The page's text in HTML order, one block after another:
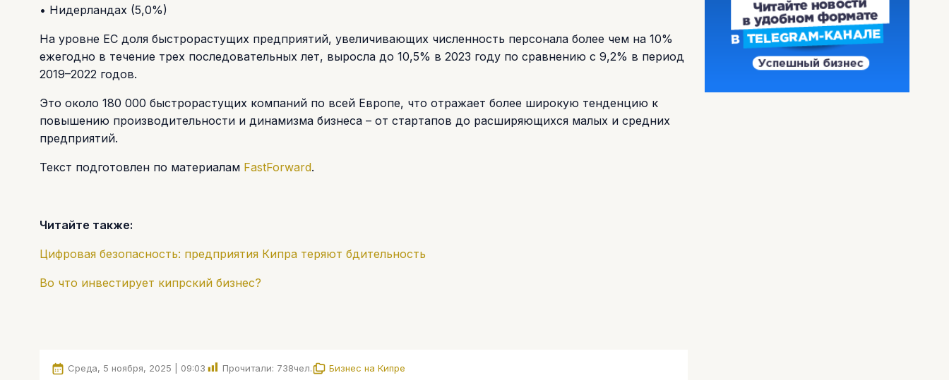
• Нидерландах (5,0%)
На уровне ЕС доля быстрорастущих предприятий, увеличивающих численность персонала более чем на 10%
ежегодно в течение трех последовательных лет, выросла до 10,5% в 2023 году по сравнению с 9,2% в период
2019–2022 годов.
Это около 180 000 быстрорастущих компаний по всей Европе, что отражает более широкую тенденцию к
повышению производительности и динамизма бизнеса – от стартапов до расширяющихся малых и средних
предприятий.
Текст подготовлен по материалам FastForward.
Читайте также:
Цифровая безопасность: предприятия Кипра теряют бдительность
Во что инвестирует кипрский бизнес?
Среда, 5 ноября, 2025 | 09:03 Прочитали: 738чел. Бизнес на Кипре